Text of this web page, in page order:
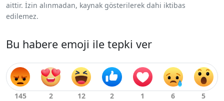
aittir. İzin alınmadan, kaynak gösterilerek dahi iktibas
edilemez.
Bu habere emoji ile tepki ver